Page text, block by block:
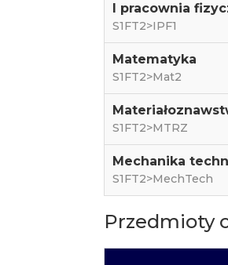
I pracownia
S1FT2>IPF1
Matematyka
S1FT2>Mat2
S1FT2>MTRZ
Mechanika
S1FT2>MechTech
Przedmioty